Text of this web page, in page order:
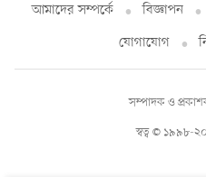
আমাদের সম্পর্কে বিজ্ঞাপন
যোগাযোগ
স্বত্ব © ১৯৯৮-
সম্পাদক ও